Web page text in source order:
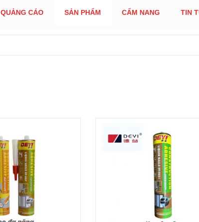
QUẢNG CÁO SẢN PHẨM CẨM NANG TIN